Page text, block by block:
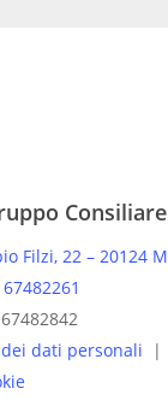
Filzi, 22 – 20124
dati personali
|